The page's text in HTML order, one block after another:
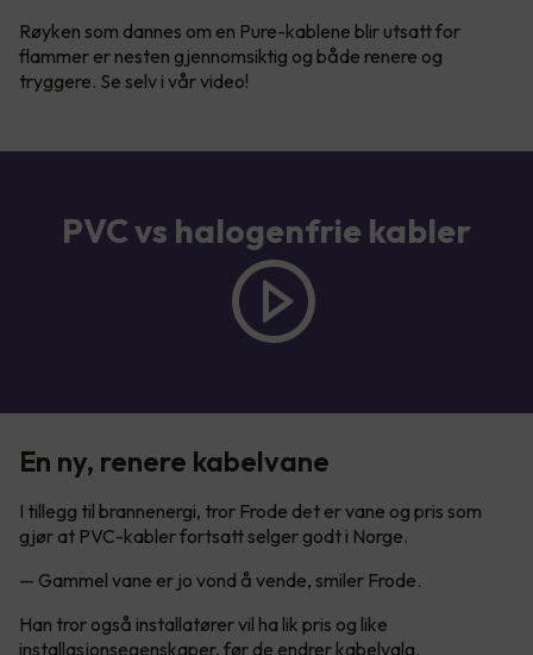
Røyken som dannes om en Pure-kablene blir utsatt for
flammer er nesten gjennomsiktig og både renere og
tryggere. Se selv i vår video!
PVC vs halogenfrie kabler
En ny, renere kabelvane
I tillegg til brannenergi, tror Frode det er vane og pris som
gjør at PVC-kabler fortsatt selger godt i Norge.
— Gammel vane er jo vond å vende, smiler Frode.
Han tror også installatører vil ha lik pris og like
installasjonsegenskaper, før de endrer kabelvalg.